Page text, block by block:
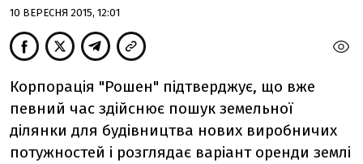
10 ВЕРЕСНЯ 2015, 12:01
Корпорація "Рошен" підтверджує, що вже
певний час здійснює пошук земельної
ділянки для будівництва нових виробничих
потужностей і розглядає варіант оренди землі